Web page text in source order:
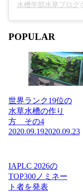
水槽学部水草ブログ
POPULAR
世界ランク19位の
水草水槽の作り
方 その4
2020.09.192020.09.23
IAPLC 2026の
TOP300ノミネー
ト者を発表